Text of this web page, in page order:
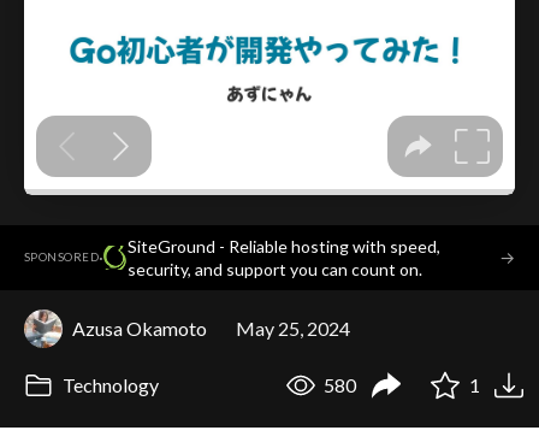
SPONSORED·
SiteGround - Reliable hosting with speed,
security, and support you can count on.
→
Azusa Okamoto May 25, 2024
Technology 580 1